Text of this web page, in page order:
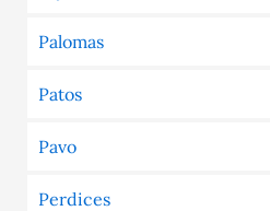
Palomas
Patos
Pavo
Perdices